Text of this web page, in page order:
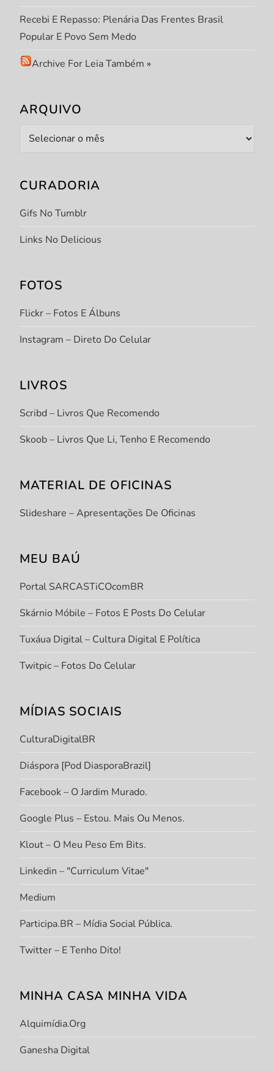
Recebi E Repasso: Plenária Das Frentes Brasil
Popular E Povo Sem Medo
Archive For Leia Também »
ARQUIVO
Arquivo
CURADORIA
Gifs No Tumblr
Links No Delicious
FOTOS
Flickr – Fotos E Álbuns
Instagram – Direto Do Celular
LIVROS
Scribd – Livros Que Recomendo
Skoob – Livros Que Li, Tenho E Recomendo
MATERIAL DE OFICINAS
Slideshare – Apresentações De Oficinas
MEU BAÚ
Portal SARCASTiCOcomBR
Skárnio Móbile – Fotos E Posts Do Celular
Tuxáua Digital – Cultura Digital E Política
Twitpic – Fotos Do Celular
MÍDIAS SOCIAIS
CulturaDigitalBR
Diáspora [Pod DiasporaBrazil]
Facebook – O Jardim Murado.
Google Plus – Estou. Mais Ou Menos.
Klout – O Meu Peso Em Bits.
Linkedin – "Curriculum Vitae"
Medium
Participa.BR – Mídia Social Pública.
Twitter – E Tenho Dito!
MINHA CASA MINHA VIDA
Alquimídia.org
Ganesha Digital